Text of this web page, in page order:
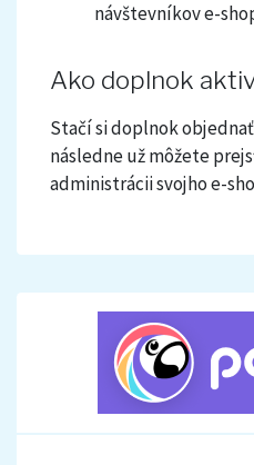
návštevníkov e-
Ako doplnok
Stačí si doplnok
následne už môžete
administrácii svojho e-